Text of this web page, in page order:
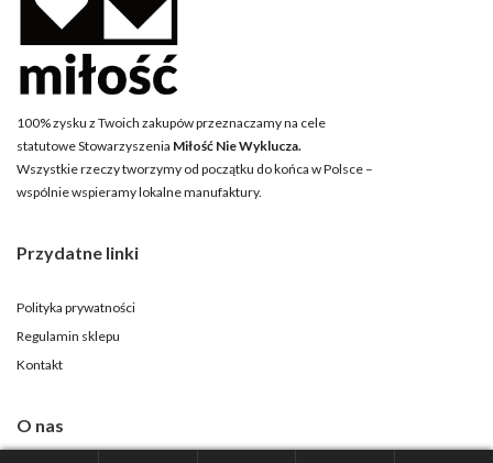
100% zysku z Twoich zakupów przeznaczamy na cele
statutowe Stowarzyszenia Miłość Nie Wyklucza.
Wszystkie rzeczy tworzymy od początku do końca w Polsce –
wspólnie wspieramy lokalne manufaktury.
Przydatne linki
Polityka prywatności
Regulamin sklepu
Kontakt
O nas